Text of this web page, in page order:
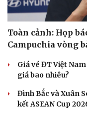
Toàn cảnh: Họp
Campuchia vòng
Giá vé ĐT Việt
giá bao nhiêu?
Đình Bắc và Xuân
kết ASEAN Cup